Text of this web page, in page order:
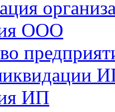
ООО
ИП